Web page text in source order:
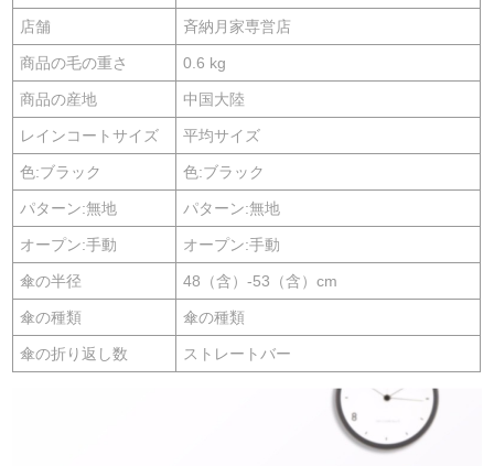
店舗 斉納月家専営店
商品の毛の重さ 0.6 kg
商品の産地 中国大陸
レインコートサイズ 平均サイズ
色:ブラック 色:ブラック
パターン:無地 パターン:無地
オープン:手動 オープン:手動
傘の半径 48（含）-53（含）cm
傘の種類 傘の種類
傘の折り返し数 ストレートバー